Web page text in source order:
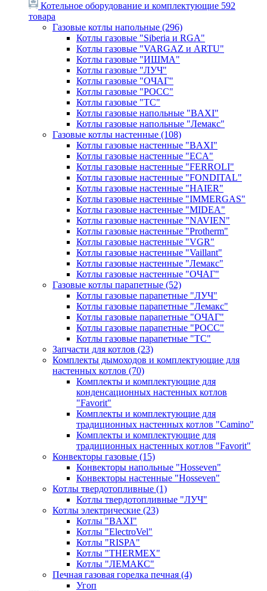
Котельное оборудование и комплектующие 592
товара
Газовые котлы напольные (296)
Котлы газовые "Siberia и RGA"
Котлы газовые "VARGAZ и ARTU"
Котлы газовые "ИШМА"
Котлы газовые "ЛУЧ"
Котлы газовые "ОЧАГ"
Котлы газовые "РОСС"
Котлы газовые "ТС"
Котлы газовые напольные "BAXI"
Котлы газовые напольные "Лемакс"
Газовые котлы настенные (108)
Котлы газовые настенные "BAXI"
Котлы газовые настенные "ECA"
Котлы газовые настенные "FERROLI"
Котлы газовые настенные "FONDITAL"
Котлы газовые настенные "HAIER"
Котлы газовые настенные "IMMERGAS"
Котлы газовые настенные "MIDEA"
Котлы газовые настенные "NAVIEN"
Котлы газовые настенные "Protherm"
Котлы газовые настенные "VGR"
Котлы газовые настенные "Vaillant"
Котлы газовые настенные "Лемакс"
Котлы газовые настенные "ОЧАГ"
Газовые котлы парапетные (52)
Котлы газовые парапетные "ЛУЧ"
Котлы газовые парапетные "Лемакс"
Котлы газовые парапетные "ОЧАГ"
Котлы газовые парапетные "РОСС"
Котлы газовые парапетные "ТС"
Запчасти для котлов (23)
Комплекты дымоходов и комплектующие для
настенных котлов (70)
Комплекты и комплектующие для
конденсационных настенных котлов
"Favorit"
Комплекты и комплектующие для
традиционных настенных котлов "Camino"
Комплекты и комплектующие для
традиционных настенных котлов "Favorit"
Конвекторы газовые (15)
Конвекторы напольные "Hosseven"
Конвекторы настенные "Hosseven"
Котлы твердотопливные (1)
Котлы твердотопливные "ЛУЧ"
Котлы электрические (23)
Котлы "BAXI"
Котлы "ElectroVel"
Котлы "RISPA"
Котлы "THERMEX"
Котлы "ЛЕМАКС"
Печная газовая горелка печная (4)
Угоп